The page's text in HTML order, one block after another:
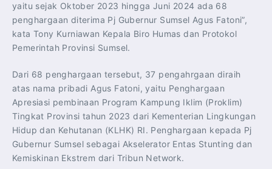
yaitu sejak Oktober 2023 hingga Juni 2024 ada 68
penghargaan diterima Pj Gubernur Sumsel Agus Fatoni”,
kata Tony Kurniawan Kepala Biro Humas dan Protokol
Pemerintah Provinsi Sumsel.
Dari 68 penghargaan tersebut, 37 pengahrgaan diraih
atas nama pribadi Agus Fatoni, yaitu Penghargaan
Apresiasi pembinaan Program Kampung Iklim (Proklim)
Tingkat Provinsi tahun 2023 dari Kementerian Lingkungan
Hidup dan Kehutanan (KLHK) RI. Penghargaan kepada Pj
Gubernur Sumsel sebagai Akselerator Entas Stunting dan
Kemiskinan Ekstrem dari Tribun Network.